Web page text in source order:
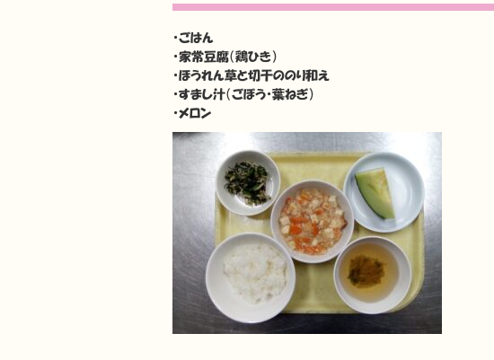
・ごはん
・家常豆腐（鶏ひき）
・ほうれん草と切干ののり和え
・すまし汁（ごぼう・葉ねぎ）
・メロン